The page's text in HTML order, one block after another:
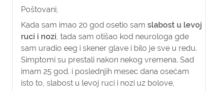
Poštovani,
Kada sam imao 20 god osetio sam slabost u levoj
ruci i nozi, tada sam otišao kod neurologa gde
sam uradio eeg i skener glave i bilo je sve u redu.
Simptomi su prestali nakon nekog vremena. Sad
imam 25 god. i poslednjih mesec dana osećam
isto to, slabost u levoj ruci i nozi uz bolove,